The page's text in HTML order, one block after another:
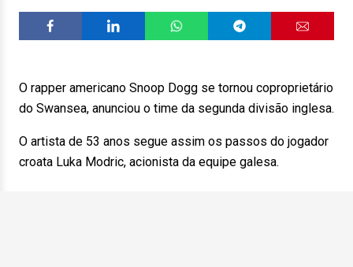
O rapper americano Snoop Dogg se tornou coproprietário
do Swansea, anunciou o time da segunda divisão inglesa.
O artista de 53 anos segue assim os passos do jogador
croata Luka Modric, acionista da equipe galesa.